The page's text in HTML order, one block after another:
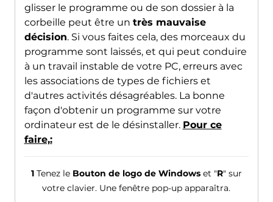
glisser le programme ou de son dossier à la
corbeille peut être un très mauvaise
décision. Si vous faites cela, des morceaux du
programme sont laissés, et qui peut conduire
à un travail instable de votre PC, erreurs avec
les associations de types de fichiers et
d'autres activités désagréables. La bonne
façon d'obtenir un programme sur votre
ordinateur est de le désinstaller. Pour ce
faire,:
1Tenez le Bouton de logo de Windowset "R" sur
votre clavier. Une fenêtre pop-up apparaîtra.